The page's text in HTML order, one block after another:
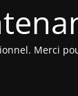
Merci